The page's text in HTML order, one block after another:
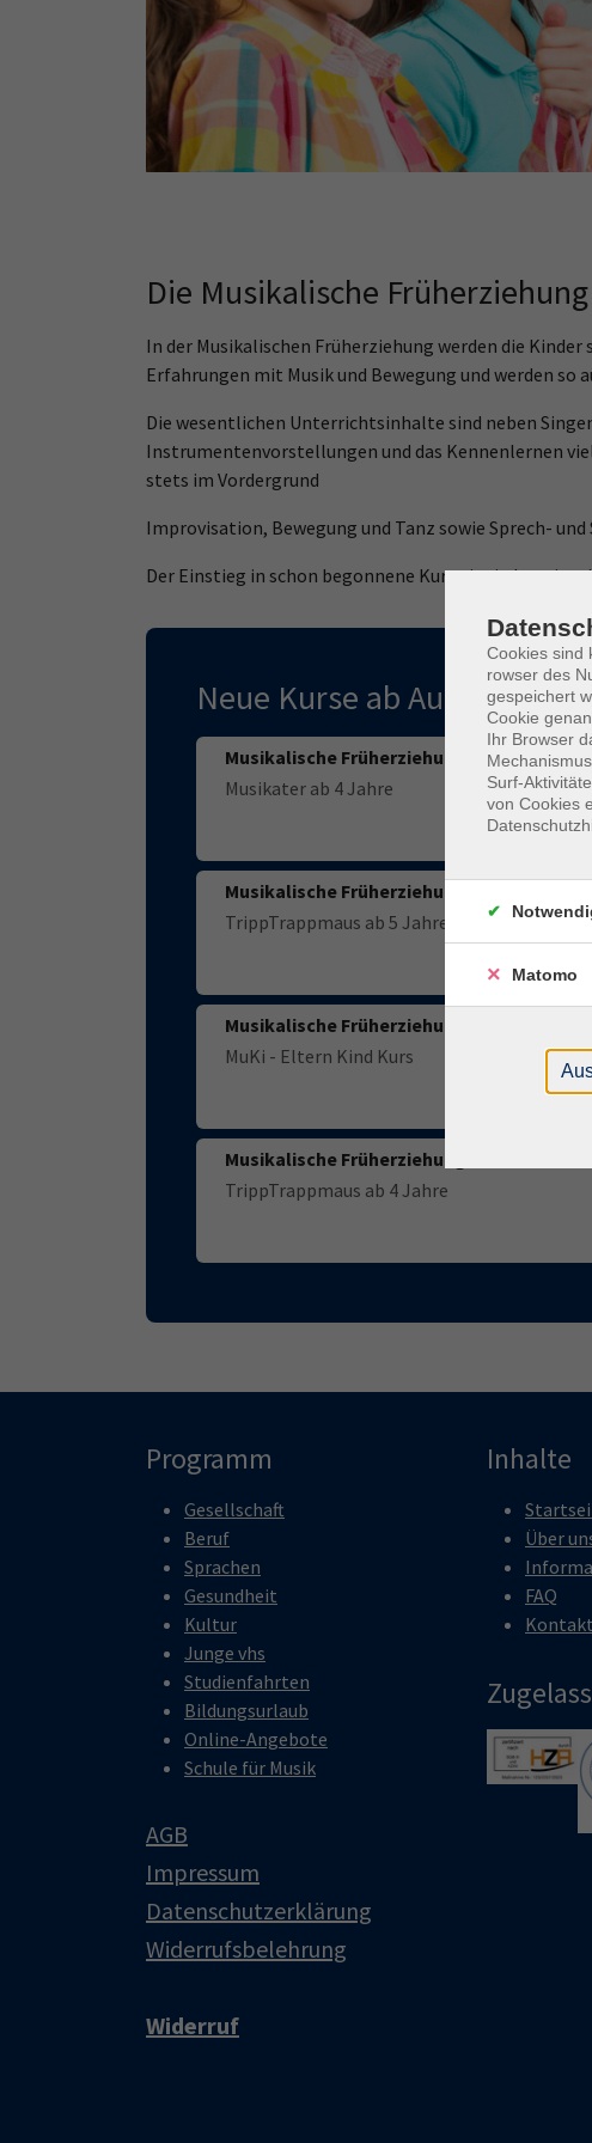
Die Musikalische Früherziehung
In der Musikalischen Früherziehung werden die
Erfahrungen mit Musik und Bewegung und werden
Die wesentlichen Unterrichtsinhalte sind neben
Instrumentenvorstellungen und das Kennenlernen
stets im Vordergrund
Improvisation, Bewegung und Tanz sowie Sprech-
Der Einstieg in schon begonnene Kurse ist jederzeit
Neue Kurse ab August 2026!
Musikalische Früherziehung
Musikater ab 4 Jahre
Musikalische Früherziehung
TrippTrappmaus ab 5 Jahre
Musikalische Früherziehung
MuKi - Eltern Kind Kurs
Musikalische Früherziehung
TrippTrappmaus ab 4 Jahre
Programm
Gesellschaft
Beruf
Sprachen
Gesundheit
Kultur
Junge vhs
Studienfahrten
Bildungsurlaub
Online-Angebote
Schule für Musik
AGB
Impressum
Datenschutzerklärung
Widerrufsbelehrung
Widerruf
Inhalte
Über
FAQ
Kontakt
Show larger
Cookies sind
rowser des
gespeichert
Cookie
Ihr Browser
Surf-
von Cookies
Matomo